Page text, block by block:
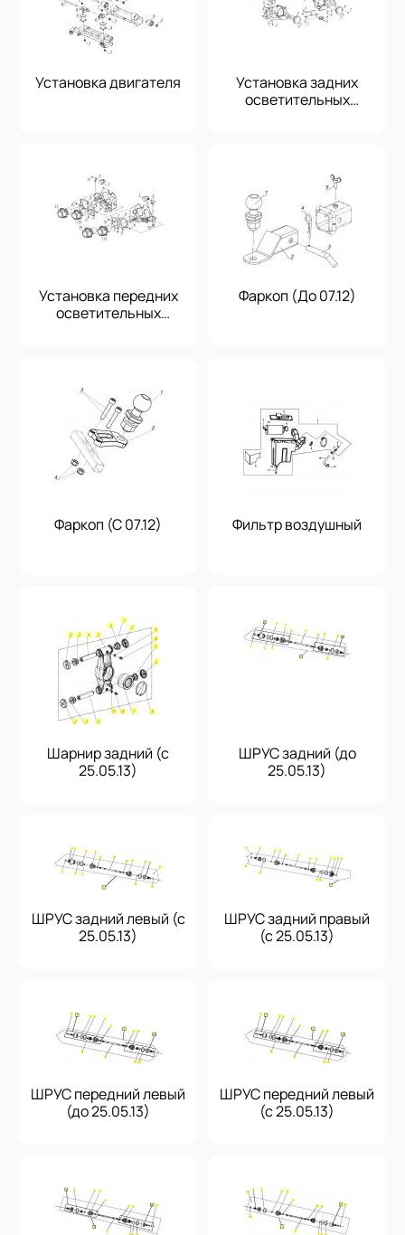
Установка двигателя
Установка задних
осветительных
Установка передних
осветительных
Фаркоп (До 07.12)
Фаркоп (С 07.12) Фильтр воздушный
Шарнир задний (с
25.05.13)
ШРУС задний (до
25.05.13)
ШРУС задний левый (с
25.05.13)
ШРУС задний правый
(с 25.05.13)
ШРУС передний левый
(до 25.05.13)
ШРУС передний левый
(с 25.05.13)